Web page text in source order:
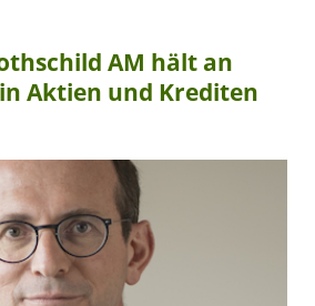
AM hält an
Aktien und Krediten